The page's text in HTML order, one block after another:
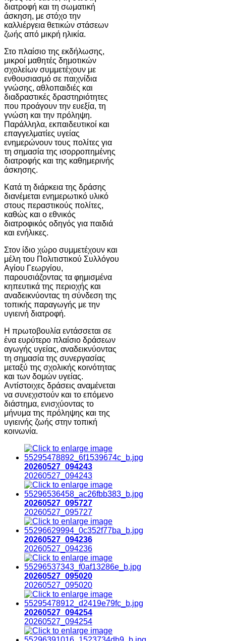
διατροφή και τη σωματική
άσκηση, με στόχο την
καλλιέργεια θετικών στάσεων
ζωής από μικρή ηλικία.
Στο πλαίσιο της εκδήλωσης,
μικροί μαθητές δημοτικών
σχολείων συμμετέχουν με
ενθουσιασμό σε παιχνίδια
γνώσης, αθλοπαιδιές και
διαδραστικές δραστηριότητες
που προάγουν την ευεξία, τη
γνώση και την πρόληψη.
Παράλληλα, εκπαιδευτικοί και
επαγγελματίες υγείας
ενημερώνουν τους πολίτες για
τη σημασία της ισορροπημένης
διατροφής και της καθημερινής
άσκησης.
Κατά τη διάρκεια της δράσης
διανέμεται ενημερωτικό υλικό
στους περαστικούς πολίτες,
καθώς και ο εθνικός
διατροφικός οδηγός για παιδιά
και ενήλικες.
Στον ίδιο χώρο συμμετέχουν και
μέλη του Πολιτιστικού Συλλόγου
Αγίου Γεωργίου,
παρουσιάζοντας τα φημισμένα
κηπευτικά της περιοχής και
αναδεικνύοντας τη σύνδεση της
τοπικής παραγωγής με την
υγιεινή διατροφή.
Η πρωτοβουλία εντάσσεται σε
ένα ευρύτερο πλαίσιο δράσεων
αγωγής υγείας, αναδεικνύοντας
τη σημασία της συνεργασίας
μεταξύ της σχολικής κοινότητας
και των δομών υγείας.
Αντίστοιχες δράσεις αναμένεται
να συνεχιστούν και το επόμενο
διάστημα, ενισχύοντας το
μήνυμα της πρόληψης και της
υγιεινής ζωής στην τοπική
κοινωνία.
20260527_094243
20260527_094243
20260527_095727
20260527_095727
20260527_094236
20260527_094236
20260527_095020
20260527_095020
20260527_094254
20260527_094254